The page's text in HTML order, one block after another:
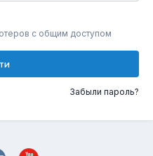
с общим доступом
Забыли пароль?